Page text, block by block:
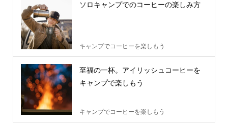
ソロキャンプでのコーヒーの楽しみ方
キャンプでコーヒーを楽しもう
至福の一杯。アイリッシュコーヒーを
キャンプで楽しもう
キャンプでコーヒーを楽しもう